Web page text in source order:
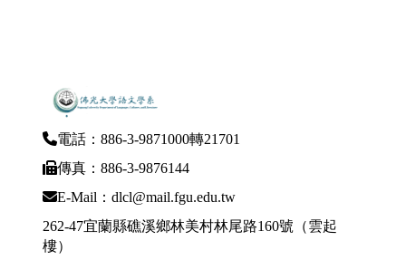
電話：886-3-9871000轉21701
傳真：886-3-9876144
E-Mail：dlcl@mail.fgu.edu.tw
262-47宜蘭縣礁溪鄉林美村林尾路160號（雲起
樓）